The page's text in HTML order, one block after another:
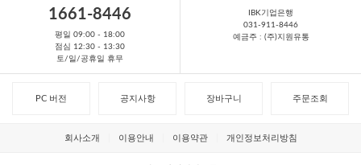
1661-8446
평일 09:00 - 18:00
점심 12:30 - 13:30
토/일/공휴일 휴무
IBK기업은행
031-911-8446
예금주 : (주)지원유통
PC 버전 공지사항 장바구니 주문조회
회사소개 이용안내 이용약관 개인정보처리방침